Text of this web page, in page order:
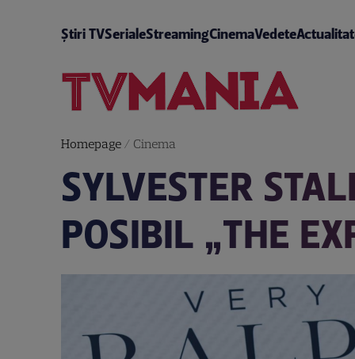
Știri TVSerialeStreamingCinemaVedete
Homepage/ Cinema
SYLVESTER
POSIBIL „THE